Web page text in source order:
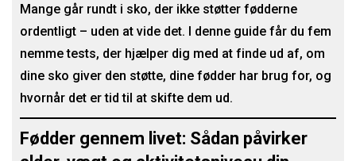
Mange går rundt i sko, der ikke støtter fødderne
ordentligt – uden at vide det. I denne guide får du fem
nemme tests, der hjælper dig med at finde ud af, om
dine sko giver den støtte, dine fødder har brug for, og
hvornår det er tid til at skifte dem ud.
Fødder gennem livet: Sådan påvirker